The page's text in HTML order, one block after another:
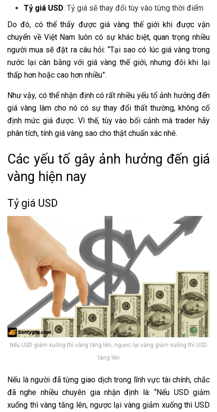
Tỷ giá USD: Tỷ giá sẽ thay đổi tùy vào từng thời điểm
Do đó, có thể thấy được giá vàng thế giới khi được vận
chuyển về Việt Nam luôn có sự khác biệt, quan trọng nhiều
người mua sẽ đặt ra câu hỏi: “Tại sao có lúc giá vàng trong
nước lại cân bằng với giá vàng thế giới, nhưng đôi khi lại
thấp hơn hoặc cao hơn nhiều”.
Như vậy, có thể nhận định có rất nhiều yếu tố ảnh hưởng đến
giá vàng làm cho nó có sự thay đổi thất thường, không cố
định mức giá được. Vì thế, tùy vào bối cảnh mà trader hãy
phân tích, tính giá vàng sao cho thật chuẩn xác nhé.
Các yếu tố gây ảnh hưởng đến giá
vàng hiện nay
Tỷ giá USD
Nếu USD giảm xuống thì vàng tăng lên, ngược lại vàng giảm xuống thì USD
tăng lên
Nếu là người đã từng giao dịch trong lĩnh vực tài chính, chắc
đã nghe nhiều chuyên gia nhận định là: “Nếu USD giảm
xuống thì vàng tăng lên, ngược lại vàng giảm xuống thì USD